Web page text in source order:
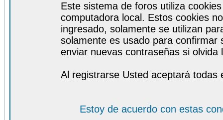
Este sistema de foros utiliza
computadora local. Estos cookies
ingresado, solamente se utilizan
solamente es usado para
enviar nuevas contraseñas si olvida
Al registrarse Usted aceptará todas
Estoy de acuerdo con estas